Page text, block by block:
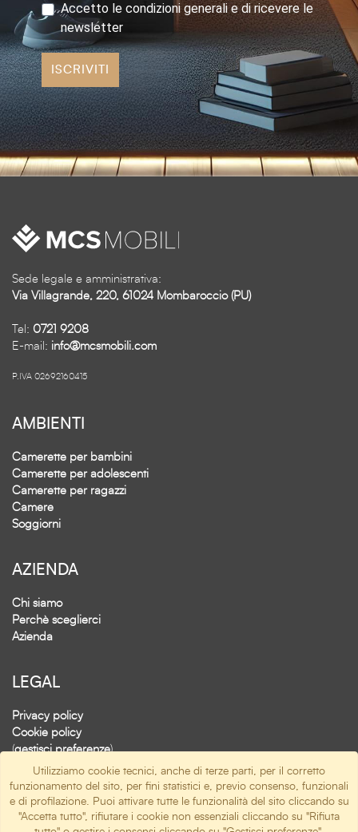
Accetto le condizioni generali e di ricevere le
newsletter
ISCRIVITI
Sede legale e amministrativa:
Via Villagrande, 220, 61024 Mombaroccio (PU)
Tel: 0721 9208
E-mail: info@mcsmobili.com
P.IVA 02692160415
AMBIENTI
Camerette per bambini
Camerette per adolescenti
Camerette per ragazzi
Camere
Soggiorni
AZIENDA
Chi siamo
Perchè sceglierci
Azienda
LEGAL
Privacy policy
Cookie policy
(gestisci preferenze)
SOCIAL
Utilizziamo cookie tecnici, anche di terze parti, per il corretto
funzionamento del sito, per fini statistici e, previo consenso, funzionali
e di profilazione. Puoi attivare tutte le funzionalità del sito cliccando su
"Accetta tutto", rifiutare i cookie non essenziali cliccando su "Rifiuta